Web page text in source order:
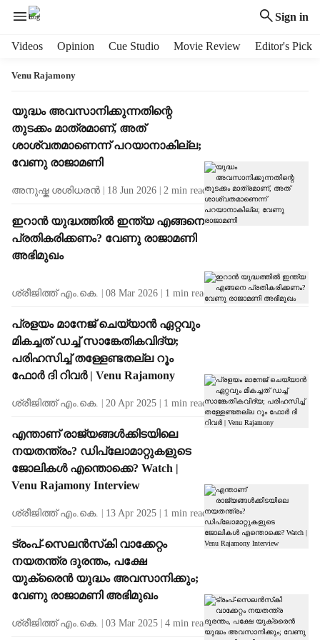
Sign in
Videos Opinion Cue Studio Movie Review Editor's Pick
Venu Rajamony
T
a
g
R
s
l
t
s
യുദ്ധം അവസാനിക്കുന്നതിന്റെ
തുടക്കം മാത്രമാണ്, അത്
ശാശ്വതമാണെന്ന് പറയാനാകില്ല;
വേണു രാജാമണി
അനുഷ്ക ശശിധരൻ 18 Jun 2026 2 min read
ഇറാന്‍ യുദ്ധത്തില്‍ ഇന്ത്യ എങ്ങനെ
പ്രതികരിക്കണം? വേണു രാജാമണി
അഭിമുഖം
ശ്രീജിത്ത് എം.കെ. 08 Mar 2026 1 min read
പ്രളയം മാനേജ് ചെയ്യാന്‍ ഏറ്റവും
മികച്ചത് ഡച്ച് സാങ്കേതികവിദ്യ;
പരിഹസിച്ച് തള്ളേണ്ടതല്ല റൂം
ഫോര്‍ ദി റിവര്‍ | Venu Rajamony
ശ്രീജിത്ത് എം.കെ. 20 Apr 2025 1 min read
എന്താണ് രാജ്യങ്ങള്‍ക്കിടയിലെ
നയതന്ത്രം? ഡിപ്ലോമാറ്റുകളുടെ
ജോലികള്‍ എന്തൊക്കെ? Watch |
Venu Rajamony Interview
ശ്രീജിത്ത് എം.കെ. 13 Apr 2025 1 min read
ട്രംപ്-സെലന്‍സ്‌കി വാക്കേറ്റം
നയതന്ത്ര ദുരന്തം, പക്ഷേ
യുക്രൈന്‍ യുദ്ധം അവസാനിക്കും;
വേണു രാജാമണി അഭിമുഖം
ശ്രീജിത്ത് എം.കെ. 03 Mar 2025 4 min read